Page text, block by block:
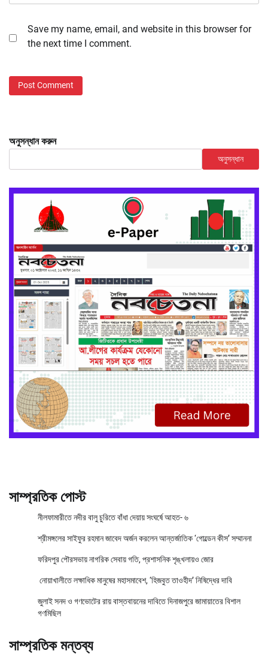
Save my name, email, and website in this browser for
the next time I comment.
অনুসন্ধান করুন
অনুসন্ধান
সাম্প্রতিক পোস্ট
নীলফামারীতে নদীর বালু চুরিতে বাঁধা দেয়ায় সংঘর্ষে আহত- ৬
শ্রীমঙ্গলের সাইফুর রহমান জাবেদ অর্জন করলেন আন্তর্জাতিক ‘গোল্ডেন কীস’ সম্মাননা
ফরিদপুর পৌরসভায় নাগরিক সেবায় গতি, প্রশাসনিক শৃঙ্খলায়ও জোর
নোয়াখালীতে লক্ষাধিক মানুষের মহাসমাবেশ, ‘হিজবুত তাওহীদ’ নিষিদ্ধের দাবি
জুলাই সনদ ও গণভোটের রায় বাস্তবায়নের দাবিতে দিনাজপুরে জামায়াতের বিশাল
গণমিছিল
সাম্প্রতিক মন্তব্য